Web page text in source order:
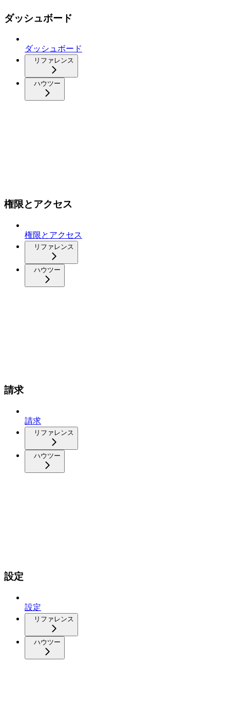
ダッシュボード
ダッシュボード
リファレンス
ハウツー
権限とアクセス
権限とアクセス
リファレンス
ハウツー
請求
請求
リファレンス
ハウツー
設定
設定
リファレンス
ハウツー